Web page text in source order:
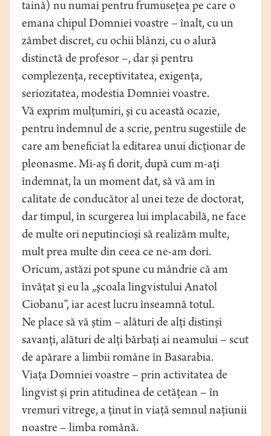
taină) nu numai pentru frumuseţea pe care o
emana chipul Domniei voastre – înalt, cu un
zâmbet discret, cu ochii blânzi, cu o alură
distinctă de profesor –, dar şi pentru
complezenţa, receptivitatea, exigenţa,
seriozitatea, modestia Domniei voastre.
Vă exprim mulţumiri, şi cu această ocazie,
pentru îndemnul de a scrie, pentru sugestiile de
care am beneficiat la editarea unui dicţionar de
pleonasme. Mi-aş fi dorit, după cum m-aţi
îndemnat, la un moment dat, să vă am în
calitate de conducător al unei teze de doctorat,
dar timpul, în scurgerea lui implacabilă, ne face
de multe ori neputincioşi să realizăm multe,
mult prea multe din ceea ce ne-am dori.
Oricum, astăzi pot spune cu mândrie că am
învăţat şi eu la „şcoala lingvistului Anatol
Ciobanu”, iar acest lucru înseamnă totul.
Ne place să vă ştim – alături de alţi distinşi
savanţi, alături de alţi bărbaţi ai neamului – scut
de apărare a limbii române în Basarabia.
Viaţa Domniei voastre – prin activitatea de
lingvist şi prin atitudinea de cetăţean – în
vremuri vitrege, a ţinut în viaţă semnul naţiunii
noastre – limba română.